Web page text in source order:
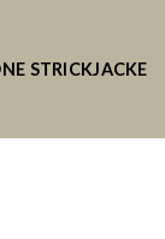
STRICKJACKE